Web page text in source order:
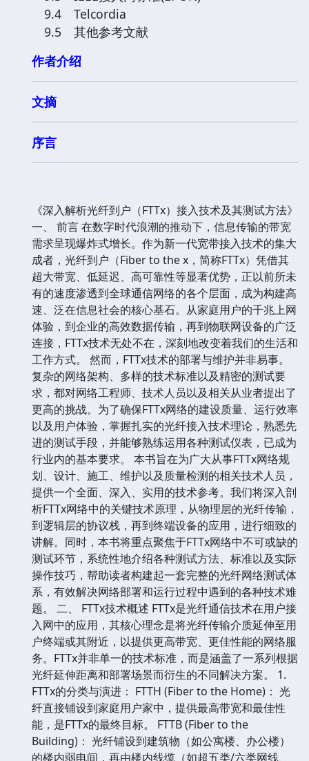
9.4 Telcordia
9.5 其他参考文献
作者介绍
文摘
序言
《深入解析光纤到户（FTTx）接入技术及其测试方法》
一、 前言 在数字时代浪潮的推动下，信息传输的带宽
需求呈现爆炸式增长。作为新一代宽带接入技术的集大
成者，光纤到户（Fiber to the x，简称FTTx）凭借其
超大带宽、低延迟、高可靠性等显著优势，正以前所未
有的速度渗透到全球通信网络的各个层面，成为构建高
速、泛在信息社会的核心基石。从家庭用户的千兆上网
体验，到企业的高效数据传输，再到物联网设备的广泛
连接，FTTx技术无处不在，深刻地改变着我们的生活和
工作方式。 然而，FTTx技术的部署与维护并非易事。
复杂的网络架构、多样的技术标准以及精密的测试要
求，都对网络工程师、技术人员以及相关从业者提出了
更高的挑战。为了确保FTTx网络的建设质量、运行效率
以及用户体验，掌握扎实的光纤接入技术理论，熟悉先
进的测试手段，并能够熟练运用各种测试仪表，已成为
行业内的基本要求。 本书旨在为广大从事FTTx网络规
划、设计、施工、维护以及质量检测的相关技术人员，
提供一个全面、深入、实用的技术参考。我们将深入剖
析FTTx网络中的关键技术原理，从物理层的光纤传输，
到逻辑层的协议栈，再到终端设备的应用，进行细致的
讲解。同时，本书将重点聚焦于FTTx网络中不可或缺的
测试环节，系统性地介绍各种测试方法、标准以及实际
操作技巧，帮助读者构建起一套完整的光纤网络测试体
系，有效解决网络部署和运行过程中遇到的各种技术难
题。 二、 FTTx技术概述 FTTx是光纤通信技术在用户接
入网中的应用，其核心理念是将光纤传输介质延伸至用
户终端或其附近，以提供更高带宽、更佳性能的网络服
务。FTTx并非单一的技术标准，而是涵盖了一系列根据
光纤延伸距离和部署场景而衍生的不同解决方案。 1.
FTTx的分类与演进： FTTH (Fiber to the Home)： 光
纤直接铺设到家庭用户家中，提供最高带宽和最佳性
能，是FTTx的最终目标。 FTTB (Fiber to the
Building)： 光纤铺设到建筑物（如公寓楼、办公楼）
的楼内弱电间，再由楼内线缆（如超五类/六类网线、